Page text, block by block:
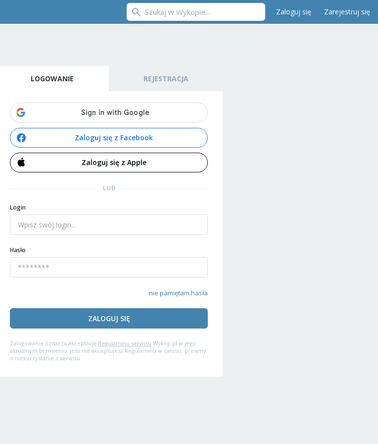
Zaloguj się Zarejestruj się
LOGOWANIE REJESTRACJA
Zaloguj się z Facebook
Zaloguj się z Apple
LUB
Login
Hasło
nie pamiętam hasła
ZALOGUJ SIĘ
Zalogowanie oznacza akceptację Regulaminu serwisu Wykop.pl w jego
aktualnym brzmieniu. Jeśli nie akceptujesz Regulaminu w całości, prosimy
o niekorzystanie z serwisu.